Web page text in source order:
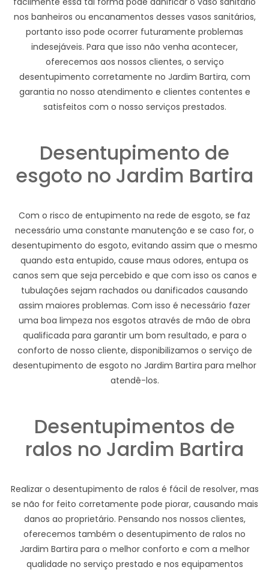
nos banheiros ou encanamentos desses vasos sanitários,
portanto isso pode ocorrer futuramente problemas
indesejáveis. Para que isso não venha acontecer,
oferecemos aos nossos clientes, o serviço
desentupimento corretamente no Jardim Bartira, com
garantia no nosso atendimento e clientes contentes e
satisfeitos com o nosso serviços prestados.
Desentupimento de
esgoto no Jardim Bartira
Com o risco de entupimento na rede de esgoto, se faz
necessário uma constante manutenção e se caso for, o
desentupimento do esgoto, evitando assim que o mesmo
quando esta entupido, cause maus odores, entupa os
canos sem que seja percebido e que com isso os canos e
tubulações sejam rachados ou danificados causando
assim maiores problemas. Com isso é necessário fazer
uma boa limpeza nos esgotos através de mão de obra
qualificada para garantir um bom resultado, e para o
conforto de nosso cliente, disponibilizamos o serviço de
desentupimento de esgoto no Jardim Bartira para melhor
atendê-los.
Desentupimentos de
ralos no Jardim Bartira
Realizar o desentupimento de ralos é fácil de resolver, mas
se não for feito corretamente pode piorar, causando mais
danos ao proprietário. Pensando nos nossos clientes,
oferecemos também o desentupimento de ralos no
Jardim Bartira para o melhor conforto e com a melhor
qualidade no serviço prestado e nos equipamentos